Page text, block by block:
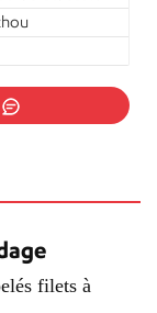
filets à